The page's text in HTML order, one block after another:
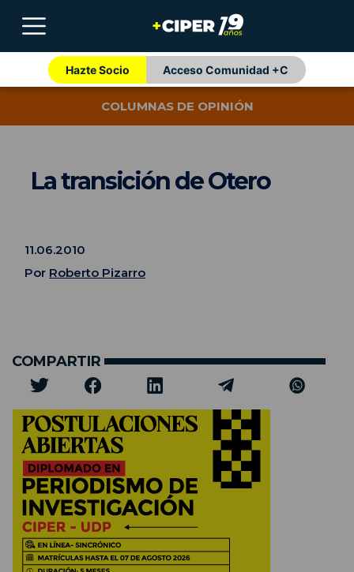
Hazte Socio Acceso Comunidad +C
COLUMNAS DE OPINIÓN
La transición de Otero
11.06.2010
Por Roberto Pizarro
COMPARTIR